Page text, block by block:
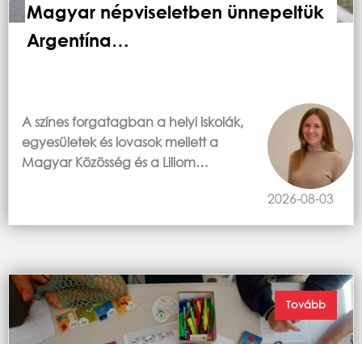
Magyar népviseletben ünnepeltük
Argentína…
2026-08-03
A színes forgatagban a helyi iskolák,
egyesületek és lovasok mellett a
Magyar Közösség és a Liliom…
Tovább